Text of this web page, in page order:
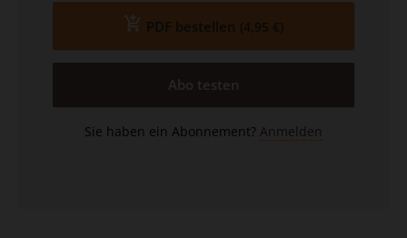
PDF bestellen (4,95 €)
Abo testen
Sie haben ein Abonnement? Anmelden